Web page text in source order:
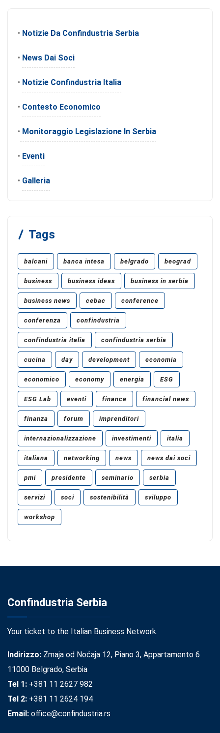
• Notizie Da Confindustria Serbia
• News Dai Soci
• Notizie Confindustria Italia
• Contesto Economico
• Monitoraggio Legislazione In Serbia
• Eventi
• Galleria
Tags
balcani banca intesa belgrado beograd
business business ideas business in serbia
business news cebac conference
conferenza confindustria
confindustria italia confindustria serbia
cucina day development economia
economico economy energia ESG
ESG Lab eventi finance financial news
finanza forum imprenditori
internazionalizzazione investimenti italia
italiana networking news news dai soci
pmi presidente seminario serbia
servizi soci sostenibilità sviluppo
workshop
Confindustria Serbia
Your ticket to the Italian Business Network.
Indirizzo: Zmaja od Noćaja 12, Piano 3, Appartamento 6
11000 Belgrado, Serbia
Tel 1: +381 11 2627 982
Tel 2: +381 11 2624 194
Email: office@confindustria.rs